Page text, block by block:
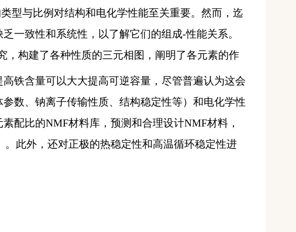
型与比例对结构和电化学性能至关重要。然而，迄
一致性和系统性，以了解它们的组成-性能关系。
，构建了各种性质的三元相图，阐明了各元素的作
铁含量可以大大提高可逆容量，尽管普遍认为这会
数、钠离子传输性质、结构稳定性等）和电化学性
素配比的NMF材料库，预测和合理设计NMF材料，
此外，还对正极的热稳定性和高温循环稳定性进